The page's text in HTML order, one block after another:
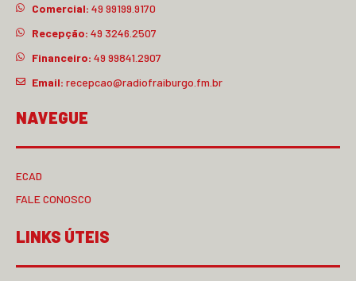
Comercial: 49 99199.9170
Recepção: 49 3246.2507
Financeiro: 49 99841.2907
Email: recepcao@radiofraiburgo.fm.br
NAVEGUE
ECAD
FALE CONOSCO
LINKS ÚTEIS